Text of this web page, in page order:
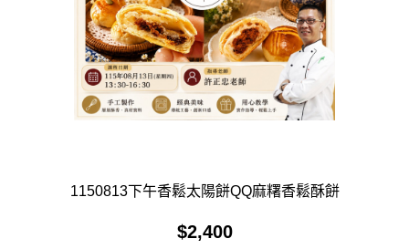
1150813下午香鬆太陽餅QQ麻糬香鬆酥餅
$2,400